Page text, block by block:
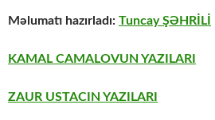
Məlumatı hazırladı: Tuncay ŞƏHRİLİ
KAMAL CAMALOVUN YAZILARI
ZAUR USTACIN YAZILARI